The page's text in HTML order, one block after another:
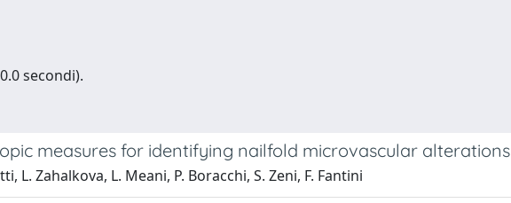
secondi).
measures for identifying nailfold microvascular alterations
L. Zahalkova, L. Meani, P. Boracchi, S. Zeni, F. Fantini